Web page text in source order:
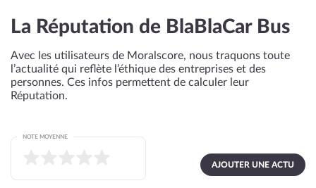
La Réputation de BlaBlaCar Bus
Avec les utilisateurs de Moralscore, nous traquons toute
l’actualité qui reflète l’éthique des entreprises et des
personnes. Ces infos permettent de calculer leur
Réputation.
AJOUTER UNE ACTU
NOTE MOYENNE